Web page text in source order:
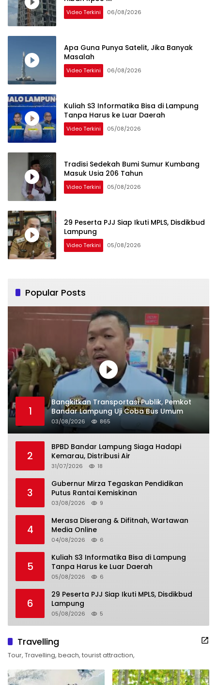
Video Terkini 06/08/2026
Apa Guna Punya Satelit, Jika Banyak
Masalah
Video Terkini 06/08/2026
Kuliah S3 Informatika Bisa di Lampung
Tanpa Harus ke Luar Daerah
Video Terkini 05/08/2026
Tradisi Sedekah Bumi Sumur Kumbang
Masuk Usia 206 Tahun
Video Terkini 05/08/2026
29 Peserta PJJ Siap Ikuti MPLS, Disdikbud
Lampung
Video Terkini 05/08/2026
Popular Posts
1
Bangkitkan Transportasi Publik, Pemkot
Bandar Lampung Uji Coba Bus Umum
03/08/2026 865
2
BPBD Bandar Lampung Siaga Hadapi
Kemarau, Distribusi Air
31/07/2026 18
3
Gubernur Mirza Tegaskan Pendidikan
Putus Rantai Kemiskinan
03/08/2026 9
4
Merasa Diserang & Difitnah, Wartawan
Media Online
04/08/2026 6
5
Kuliah S3 Informatika Bisa di Lampung
Tanpa Harus ke Luar Daerah
05/08/2026 6
6
29 Peserta PJJ Siap Ikuti MPLS, Disdikbud
Lampung
05/08/2026 5
Travelling
Tour, Travelling, beach, tourist attraction,